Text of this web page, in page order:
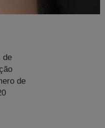
de
de